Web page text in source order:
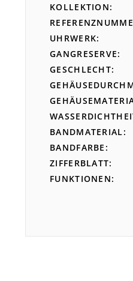
KOLLEKTION
UHRWERK
GANGRESERVE
GESCHLECHT
BANDMATERIAL
BANDFARBE
ZIFFERBLATT
FUNKTIONEN